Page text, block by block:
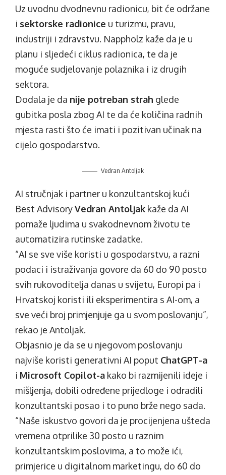
Uz uvodnu dvodnevnu radionicu, bit će održane
i sektorske radionice u turizmu, pravu,
industriji i zdravstvu. Nappholz kaže da je u
planu i sljedeći ciklus radionica, te da je
moguće sudjelovanje polaznika i iz drugih
sektora.
Dodala je da nije potreban strah glede
gubitka posla zbog AI te da će količina radnih
mjesta rasti što će imati i pozitivan učinak na
cijelo gospodarstvo.
Vedran Antoljak
AI stručnjak i partner u konzultantskoj kući
Best AdvisoryVedran Antoljak kaže da AI
pomaže ljudima u svakodnevnom životu te
automatizira rutinske zadatke.
“AI se sve više koristi u gospodarstvu, a razni
podaci i istraživanja govore da 60 do 90 posto
svih rukovoditelja danas u svijetu, Europi pa i
Hrvatskoj koristi ili eksperimentira s AI-om, a
sve veći broj primjenjuje ga u svom poslovanju”,
rekao je Antoljak.
Objasnio je da se u njegovom poslovanju
najviše koristi generativni AI poput ChatGPT-a
i Microsoft Copilot-a kako bi razmijenili ideje i
mišljenja, dobili određene prijedloge i odradili
konzultantski posao i to puno brže nego sada.
“Naše iskustvo govori da je procijenjena ušteda
vremena otprilike 30 posto u raznim
konzultantskim poslovima, a to može ići,
primjerice u digitalnom marketingu, do 60 do